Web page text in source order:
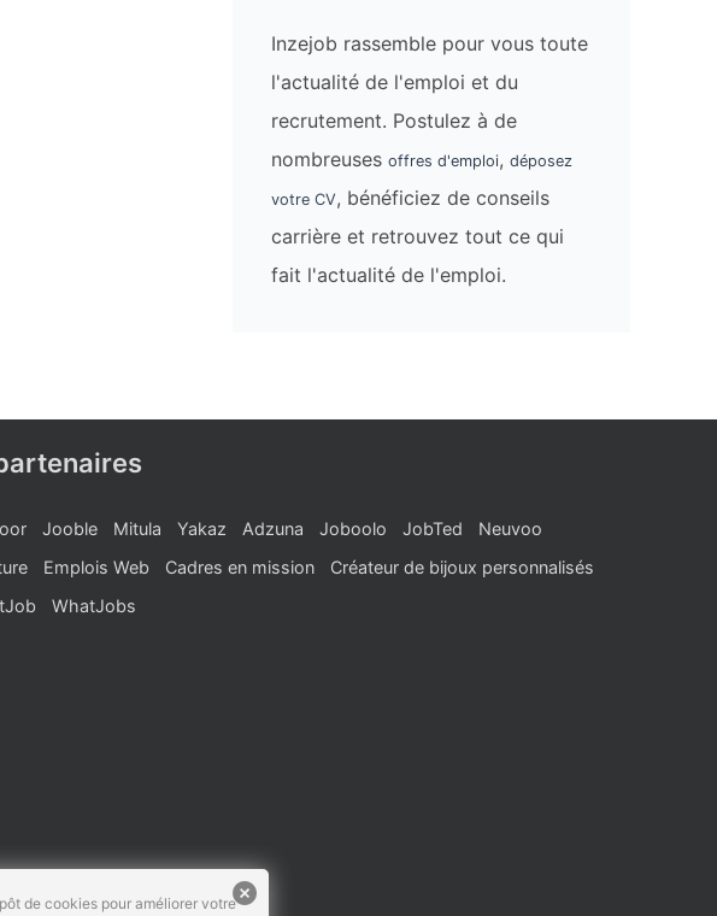
Inzejob rassemble pour vous toute
l'actualité de l'emploi et du
recrutement. Postulez à de
nombreuses offres d'emploi, déposez
votre CV, bénéficiez de conseils
carrière et retrouvez tout ce qui
fait l'actualité de l'emploi.
Jooble Mitula Yakaz Adzuna Joboolo JobTed
Neuvoo
Emplois Web Cadres en mission
Créateur de bijoux personnalisés
WhatJobs
de cookies pour améliorer votre